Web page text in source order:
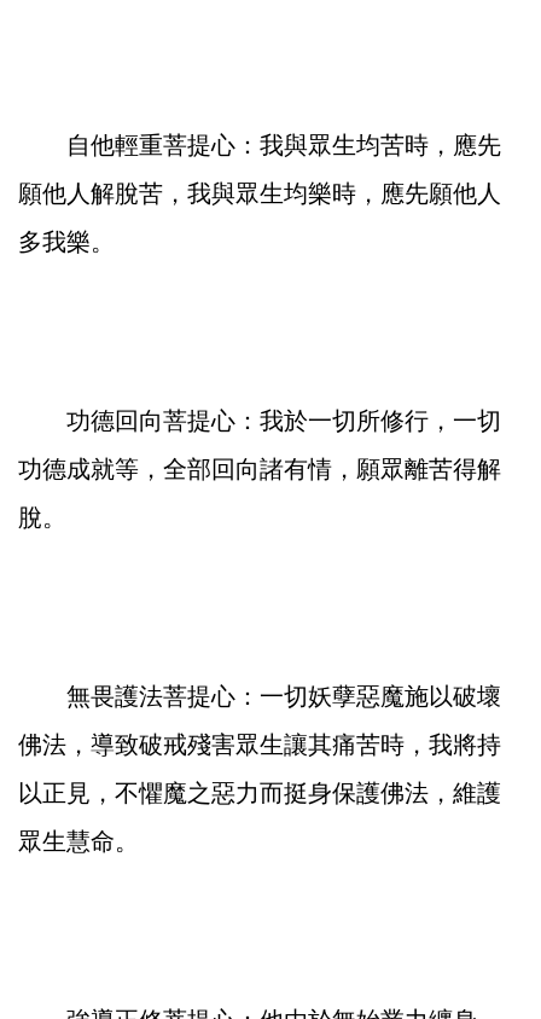
自他輕重菩提心：我與眾生均苦時，應先
願他人解脫苦，我與眾生均樂時，應先願他人
多我樂。
功德回向菩提心：我於一切所修行，一切
功德成就等，全部回向諸有情，願眾離苦得解
脫。
無畏護法菩提心：一切妖孽惡魔施以破壞
佛法，導致破戒殘害眾生讓其痛苦時，我將持
以正見，不懼魔之惡力而挺身保護佛法，維護
眾生慧命。